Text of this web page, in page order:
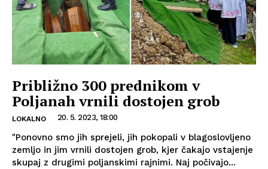
Približno 300 prednikom v
Poljanah vrnili dostojen grob
LOKALNO 20. 5. 2023, 18:00
"Ponovno smo jih sprejeli, jih pokopali v blagoslovljeno
zemljo in jim vrnili dostojen grob, kjer čakajo vstajenje
skupaj z drugimi poljanskimi rajnimi. Naj počivajo...